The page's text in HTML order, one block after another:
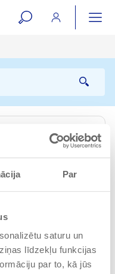
Par
saturu un
līdzekļu funkcijas
par to, kā jūs
open
form